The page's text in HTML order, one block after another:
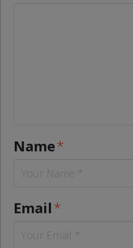
Name*
Email*